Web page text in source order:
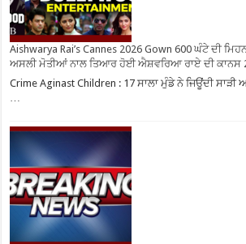
Aishwarya Rai’s Cannes 2026 Gown 600 ਘੰਟੇ ਦੀ
ਅਸਲੀ ਮੋਤੀਆਂ ਨਾਲ ਤਿਆਰ ਹੋਈ ਐਸ਼ਵਰਿਆ ਰਾਏ ਦੀ ਕਾਨਸ
Crime Aginast Children : 17 ਸਾਲਾ ਮੁੰਡੇ ਨੇ ਜਿਊਂਦੀ
…